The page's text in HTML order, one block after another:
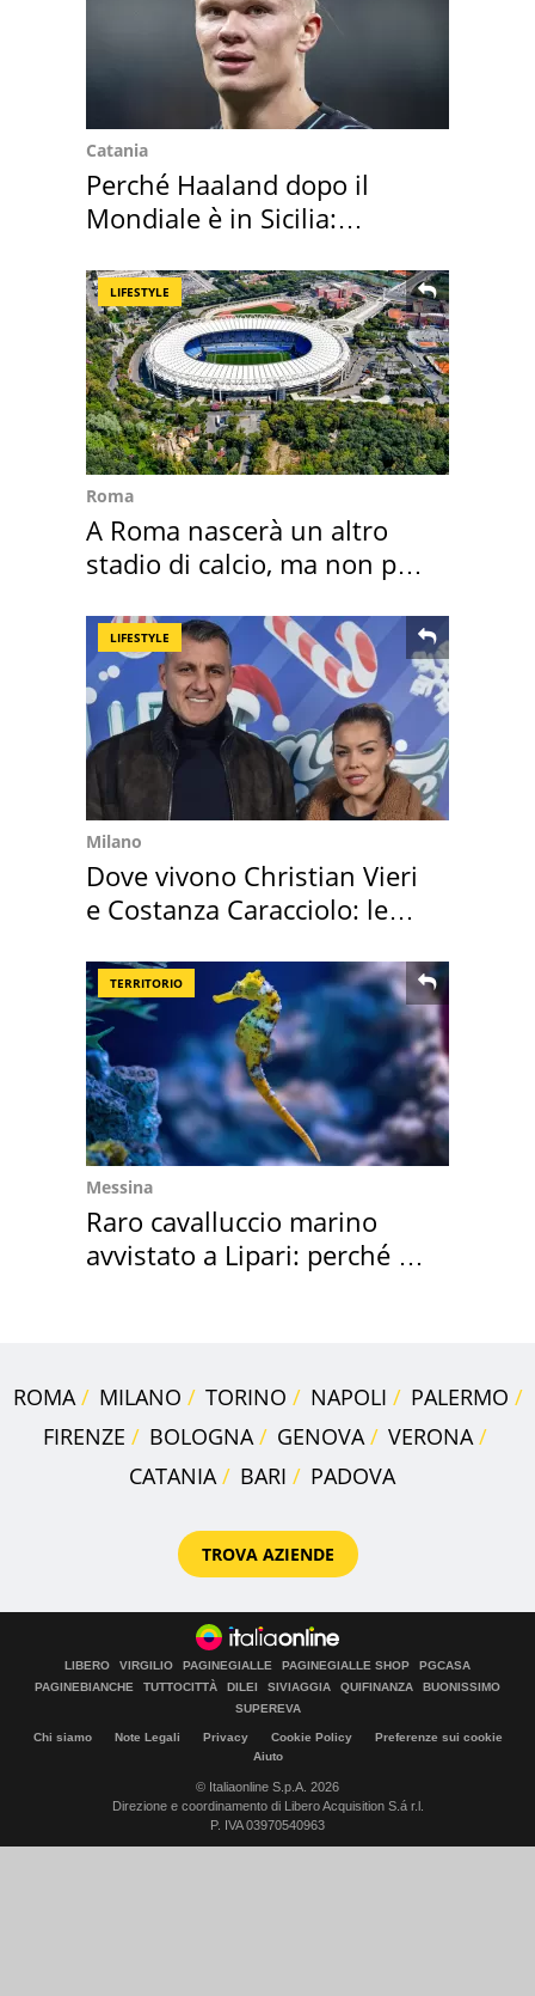
Catania
Perché Haaland dopo il
Mondiale è in Sicilia:
LIFESTYLE
Roma
A Roma nascerà un altro
stadio di calcio, ma non per
LIFESTYLE
Milano
Dove vivono Christian Vieri
e Costanza Caracciolo: le
TERRITORIO
Messina
Raro cavalluccio marino
avvistato a Lipari: perché è
ROMA MILANO TORINO NAPOLI
PALERMO
FIRENZE
BOLOGNA GENOVA
VERONA
CATANIA
BARI PADOVA
TROVA AZIENDE
LIBERO VIRGILIO PAGINEGIALLE PAGINEGIALLE SHOP
PGCASA
PAGINEBIANCHE
TUTTOCITTÀ DILEI SIVIAGGIA QUIFINANZA
BUONISSIMO
SUPEREVA
Chi siamo Note Legali Privacy Cookie Policy
Preferenze sui cookie
Aiuto
© Italiaonline S.p.A. 2026
Direzione e coordinamento di Libero Acquisition S.á r.l.
P. IVA 03970540963